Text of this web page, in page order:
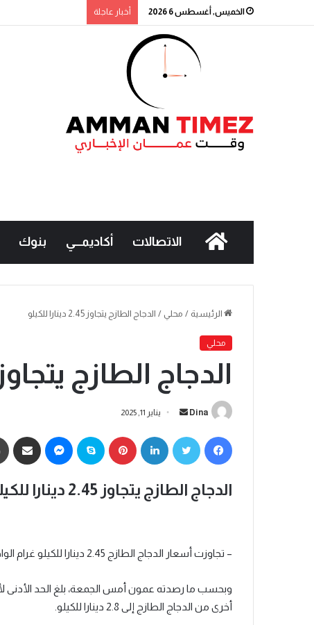
الخميس, أغسطس 6 2026 أخبار عاجلة
الاتصالات أكاديمـــي بنوك
الرئيسية / محلي / الدجاج الطازج يتجاوز 2.45 دينارا للكيلو
محلي
الدجاج الطازج يتجاوز 2.45 دينارا للكيلو
Dina يناير 11, 2025
الدجاج الطازج يتجاوز 2.45 دينارا للكيلو
– تجاوزت أسعار الدجاج الطازج 2.45 دينارا للكيلو غرام الواحد، بحدها الأدنى، في المداجن والأسواق المحلية بالعاصمة عمّان.
أخرى من الدجاج الطازج إلى 2.8 دينارا للكيلو.